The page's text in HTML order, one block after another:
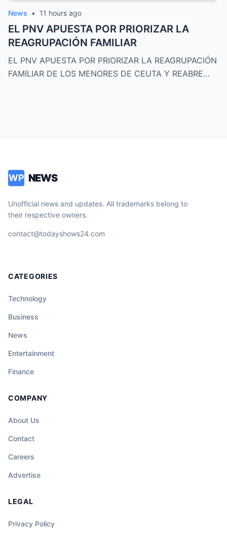
News • 11 hours ago
EL PNV APUESTA POR PRIORIZAR LA
REAGRUPACIÓN FAMILIAR
EL PNV APUESTA POR PRIORIZAR LA REAGRUPACIÓN
FAMILIAR DE LOS MENORES DE CEUTA Y REABRE…
WP NEWS
Unofficial news and updates. All trademarks belong to
their respective owners.
contact@todayshows24.com
CATEGORIES
Technology
Business
News
Entertainment
Finance
COMPANY
About Us
Contact
Careers
Advertise
LEGAL
Privacy Policy